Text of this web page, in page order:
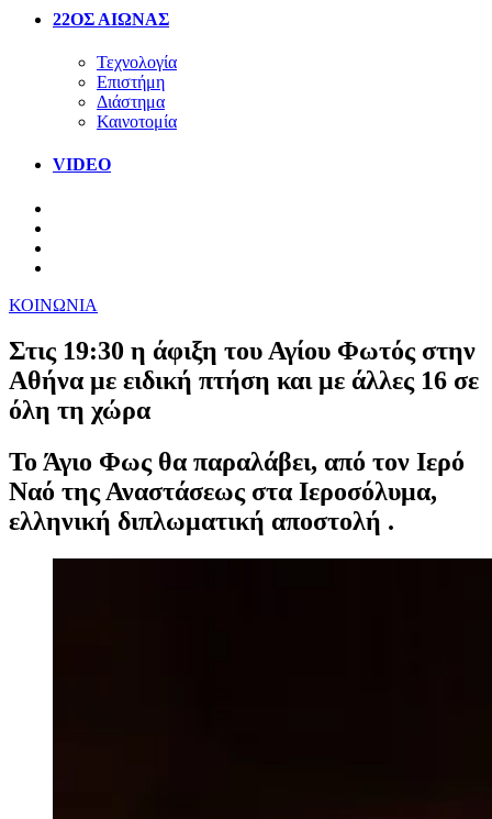
22ΟΣ ΑΙΩΝΑΣ
Τεχνολογία
Επιστήμη
Διάστημα
Καινοτομία
VIDEO
ΚΟΙΝΩΝΙΑ
Στις 19:30 η άφιξη του Αγίου Φωτός στην
Αθήνα με ειδική πτήση και με άλλες 16 σε
όλη τη χώρα
Το Άγιο Φως θα παραλάβει, από τον Ιερό
Ναό της Αναστάσεως στα Ιεροσόλυμα,
ελληνική διπλωματική αποστολή .